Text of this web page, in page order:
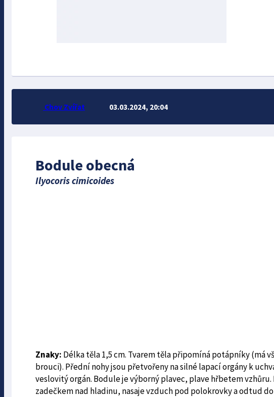
Bodule obecná
Ilyocoris cimicoides
Znaky: Délka těla 1,5 cm. Tvarem těla připomíná potápníky (má
brouci). Přední nohy jsou přetvořeny na silné lapací orgány k
veslovitý orgán. Bodule je výborný plavec, plave hřbetem
zadečkem nad hladinu, nasaje vzduch pod polokrovky a odtud
Chov Zvířat 03.03.2024, 20:04